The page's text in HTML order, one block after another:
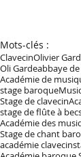
Mots-clés :
ClavecinOlivier
Oli Gardeabbaye
Académie de
stage baroque
Stage de clavecin
stage de flûte à bec
Académie des
Stage de chant
académie clavecin